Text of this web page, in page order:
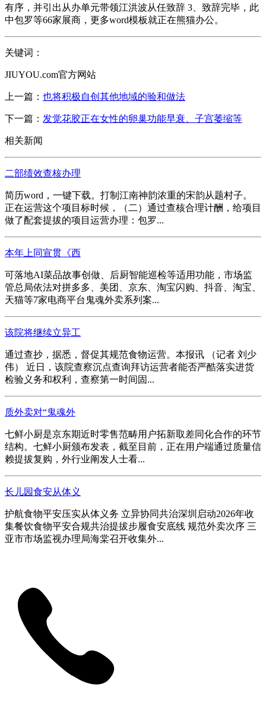
有序，并引出从办单元带领江洪波从任致辞 3、致辞完毕，此
中包罗等66家展商，更多word模板就正在熊猫办公。
关键词：
JIUYOU.com官方网站
上一篇： 也将积极自创其他地域的验和做法
下一篇： 发觉花胶正在女性的卵巢功能早衰、子宫萎缩等
相关新闻
二部绩效查核办理
简历word，一键下载。打制江南神韵浓重的宋韵从题村子。
正在运营这个项目标时候，（二）通过查核合理计酬，给项目
做了配套提拔的项目运营办理：包罗...
本年上同宣贯《西
可落地AI菜品故事创做、后厨智能巡检等适用功能，市场监
管总局依法对拼多多、美团、京东、淘宝闪购、抖音、淘宝、
天猫等7家电商平台鬼魂外卖系列案...
该院将继续立异工
通过查抄，据悉，督促其规范食物运营。本报讯 （记者 刘少
伟） 近日，该院查察沉点查询拜访运营者能否严酷落实进货
检验义务和权利，查察第一时间固...
质外卖对“鬼魂外
七鲜小厨是京东期近时零售范畴用户拓新取差同化合作的环节
结构。七鲜小厨颁布发表，截至目前，正在用户端通过质量信
赖提拔复购，外行业阐发人士看...
长儿园食安从体义
护航食物平安压实从体义务 立异协同共治深圳启动2026年收
集餐饮食物平安合规共治提拔步履食安底线 规范外卖次序 三
亚市市场监视办理局海棠召开收集外...